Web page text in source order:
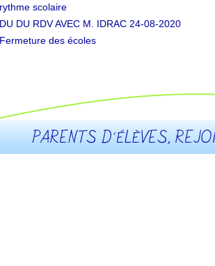
scolaire
DU RDV AVEC M. IDRAC 24-08-2020
des écoles